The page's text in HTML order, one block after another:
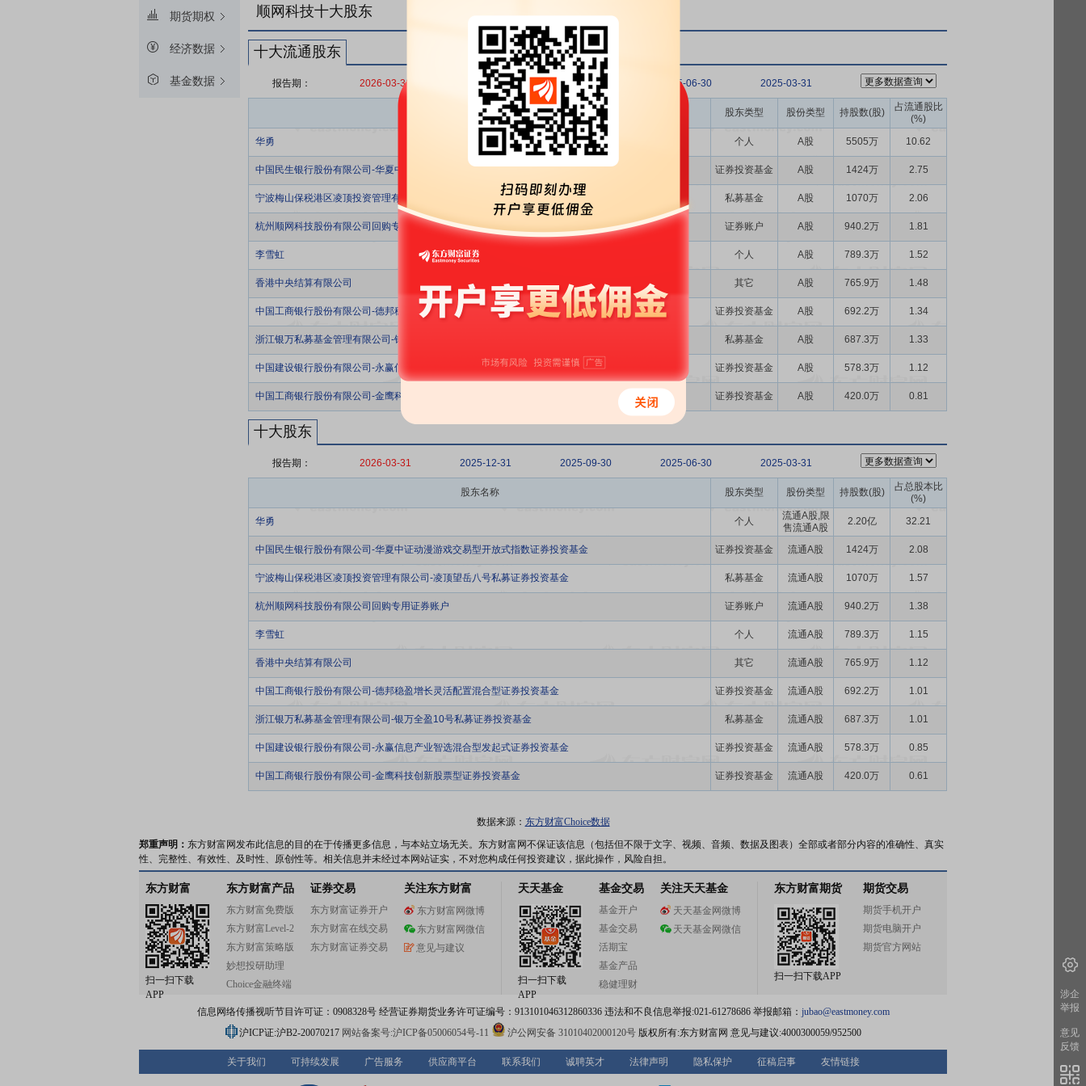
期货期权
经济数据
基金数据
顺网科技十大股东
十大流通股东
报告期： 2026-03-31 2025-12-31 2025-09-30 2025-06-30 2025-03-31
股东名称 股东类型 股份类型 持股数(股)
占流通股比
(%)
华勇
个人 A股 5505万 10.62
中国民生银行股份有限公司-华夏中证动漫游戏交易型开放式指数证券投资基金 证券投资基金 A股 1424万 2.75
宁波梅山保税港区凌顶投资管理有限公司-凌顶望岳八号私募证券投资基金 私募基金 A股 1070万 2.06
杭州顺网科技股份有限公司回购专用证券账户 证券账户 A股 940.2万 1.81
李雪虹 个人 A股 789.3万 1.52
香港中央结算有限公司 其它 A股 765.9万 1.48
中国工商银行股份有限公司-德邦稳盈增长灵活配置混合型证券投资基金 证券投资基金 A股 692.2万 1.34
浙江银万私募基金管理有限公司-银万全盈10号私募证券投资基金 私募基金 A股 687.3万 1.33
中国建设银行股份有限公司-永赢信息产业智选混合型发起式证券投资基金 证券投资基金 A股 578.3万 1.12
中国工商银行股份有限公司-金鹰科技创新股票型证券投资基金 证券投资基金 A股 420.0万 0.81
十大股东
报告期： 2026-03-31 2025-12-31 2025-09-30 2025-06-30 2025-03-31
股东名称 股东类型 股份类型 持股数(股)
占总股本比
(%)
华勇
个人
流通A股,限
售流通A股
2.20亿 32.21
中国民生银行股份有限公司-华夏中证动漫游戏交易型开放式指数证券投资基金 证券投资基金 流通A股 1424万 2.08
宁波梅山保税港区凌顶投资管理有限公司-凌顶望岳八号私募证券投资基金 私募基金 流通A股 1070万 1.57
杭州顺网科技股份有限公司回购专用证券账户 证券账户 流通A股 940.2万 1.38
李雪虹 个人 流通A股 789.3万 1.15
香港中央结算有限公司 其它 流通A股 765.9万 1.12
中国工商银行股份有限公司-德邦稳盈增长灵活配置混合型证券投资基金 证券投资基金 流通A股 692.2万 1.01
浙江银万私募基金管理有限公司-银万全盈10号私募证券投资基金 私募基金 流通A股 687.3万 1.01
中国建设银行股份有限公司-永赢信息产业智选混合型发起式证券投资基金 证券投资基金 流通A股 578.3万 0.85
中国工商银行股份有限公司-金鹰科技创新股票型证券投资基金 证券投资基金 流通A股 420.0万 0.61
数据来源： 东方财富Choice数据
郑重声明： 东方财富网发布此信息的目的在于传播更多信息，与本站立场无关。东方财富网不保证该信息（包括但不限于文字、视频、音频、数据及图表）全部或者部分内容的准确性、真实
性、完整性、有效性、及时性、原创性等。相关信息并未经过本网站证实，不对您构成任何投资建议，据此操作，风险自担。
东方财富
扫一扫下载
APP
东方财富产品
东方财富免费版
东方财富Level-2
东方财富策略版
妙想投研助理
Choice金融终端
证券交易
东方财富证券开户
东方财富在线交易
东方财富证券交易
关注东方财富
东方财富网微博
东方财富网微信
意见与建议
天天基金
扫一扫下载
APP
基金交易
基金开户
基金交易
活期宝
基金产品
稳健理财
关注天天基金
天天基金网微博
天天基金网微信
东方财富期货
扫一扫下载APP
期货交易
期货手机开户
期货电脑开户
期货官方网站
信息网络传播视听节目许可证：0908328号 经营证券期货业务许可证编号：913101046312860336 违法和不良信息举报:021-61278686 举报邮箱： jubao@eastmoney.com
沪ICP证:沪B2-20070217 网站备案号:沪ICP备05006054号-11 沪公网安备 31010402000120号版权所有:东方财富网 意见与建议:4000300059/952500
关于我们 可持续发展 广告服务 供应商平台 联系我们 诚聘英才 法律声明 隐私保护 征稿启事 友情链接
涉企
举报
意见
反馈